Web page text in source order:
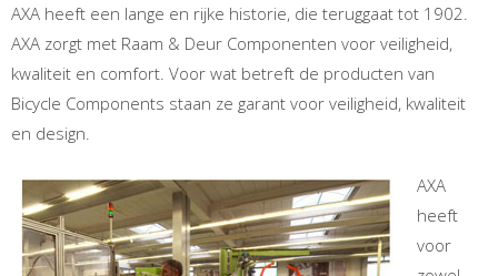
AXA heeft een lange en rijke historie, die teruggaat tot 1902.
AXA zorgt met Raam & Deur Componenten voor veiligheid,
kwaliteit en comfort. Voor wat betreft de producten van
Bicycle Components staan ze garant voor veiligheid, kwaliteit
en design.
AXA
heeft
voor